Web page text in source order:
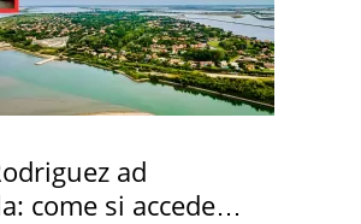
ad
come si accede